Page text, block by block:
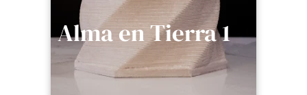
Alma en Tierra 1